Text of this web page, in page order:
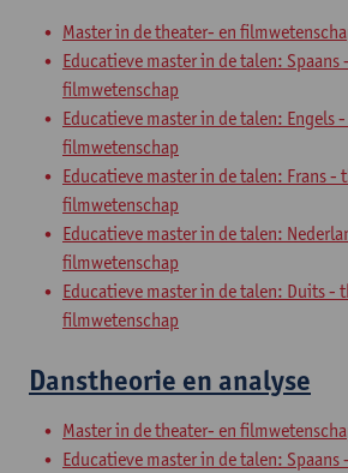
Master in de theater- en
Educatieve master in de talen: Spaans
filmwetenschap
Educatieve master in de talen: Engels
filmwetenschap
Educatieve master in de talen: Frans -
filmwetenschap
Educatieve master in de talen:
filmwetenschap
Educatieve master in de talen: Duits -
filmwetenschap
Danstheorie en analyse
Master in de theater- en
Educatieve master in de talen: Spaans